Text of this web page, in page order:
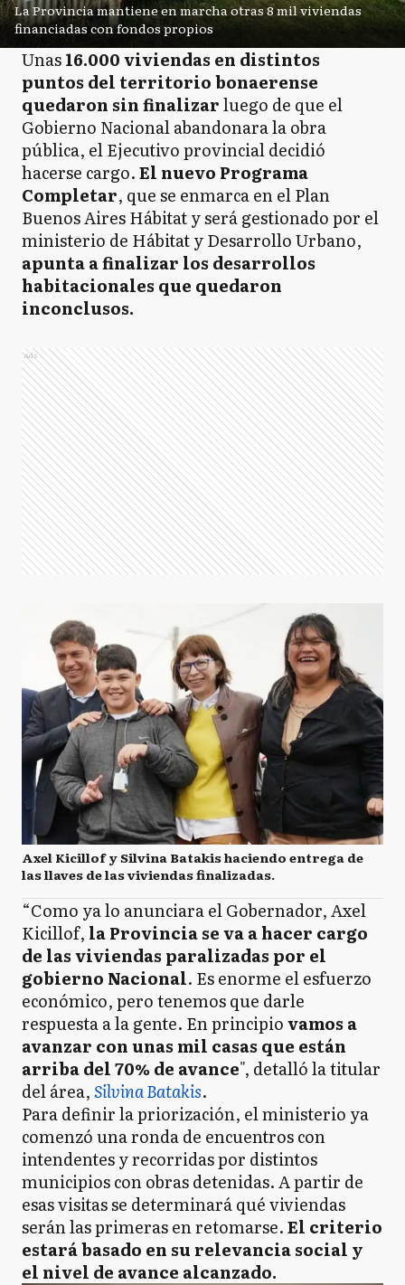
La Provincia mantiene en marcha otras 8 mil viviendas
financiadas con fondos propios
Unas16.000 viviendas en distintos
puntos del territorio bonaerense
quedaron sin finalizarluego de que el
Gobierno Nacional abandonara la obra
pública, el Ejecutivo provincial decidió
hacerse cargo.El nuevo Programa
Completar, que se enmarca en el Plan
Buenos Aires Hábitat y será gestionado por el
ministerio de Hábitat y Desarrollo Urbano,
apunta a finalizar los desarrollos
habitacionales que quedaron
inconclusos.
Ads
Axel Kicillof y Silvina Batakis haciendo entrega de
las llaves de las viviendas finalizadas.
“Como ya lo anunciara el Gobernador, Axel
Kicillof, la Provincia se va a hacer cargo
de las viviendas paralizadas por el
gobierno Nacional. Es enorme el esfuerzo
económico, pero tenemos que darle
respuesta a la gente. En principiovamos a
avanzar con unas mil casas que están
arriba del 70% de avance", detalló la titular
del área,Silvina Batakis.
Para definir la priorización, el ministerio ya
comenzó una ronda de encuentros con
intendentes y recorridas por distintos
municipios con obras detenidas. A partir de
esas visitas se determinará qué viviendas
serán las primeras en retomarse.El criterio
estará basado en su relevancia social y
el nivel de avance alcanzado.